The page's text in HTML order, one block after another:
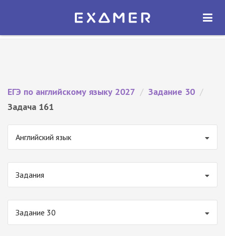
Экзамер — ЕГЭ 2027
ОТКРЫТЬ
ЕГЭ по английскому языку 2027 / Задание 30 /
Задача 161
Английский язык
Задания
Задание 30